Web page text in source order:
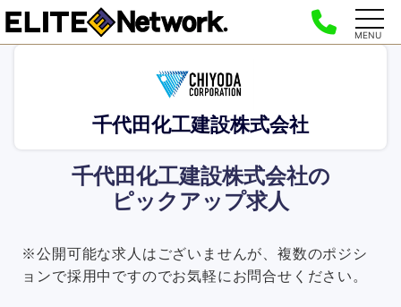
MENU
千代田化工建設株式会社
千代田化工建設株式会社の
ピックアップ求人
※公開可能な求人はございませんが、複数のポジシ
ョンで採用中ですのでお気軽にお問合せください。